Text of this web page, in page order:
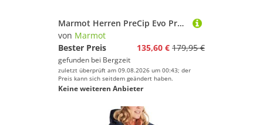
Marmot Herren PreCip Evo Pro Jacke
von Marmot
Bester Preis
135,60 € 179,95 €
gefunden bei Bergzeit
zuletzt überprüft am 09.08.2026 um 00:43; der
Preis kann sich seitdem geändert haben.
Keine weiteren Anbieter